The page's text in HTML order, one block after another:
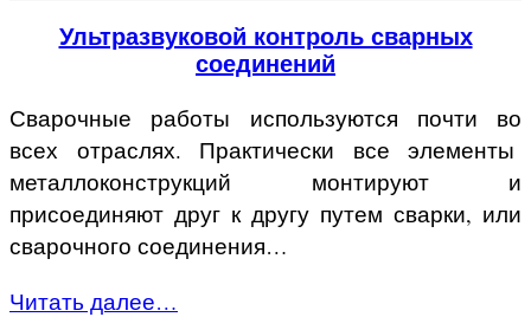
Ультразвуковой контроль сварных
соединений
Сварочные работы используются почти во
всех отраслях. Практически все элементы
металлоконструкций монтируют и
присоединяют друг к другу путем сварки, или
сварочного соединения…
Читать далее…